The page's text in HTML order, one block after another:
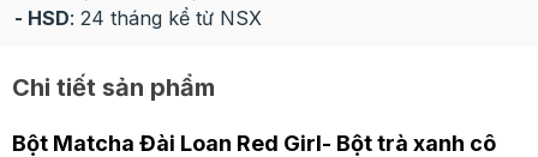
- HSD: 24 tháng kể từ NSX
Chi tiết sản phẩm
Bột Matcha Đài Loan Red Girl- Bột trà xanh cô